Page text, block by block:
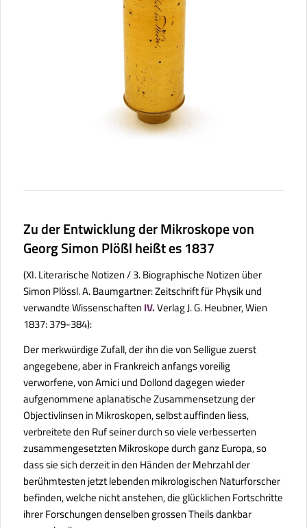
Zu der Entwicklung der Mikroskope von
Georg Simon Plößl heißt es 1837
(XI. Literarische Notizen / 3. Biographische Notizen über
Simon Plössl.A. Baumgartner:Zeitschrift für Physik und
verwandte Wissenschaften IV.Verlag J. G. Heubner, Wien
1837: 379-384):
Der merkwürdige Zufall, der ihn die von Selligue zuerst
angegebene, aber in Frankreich anfangs voreilig
verworfene, von Amici und Dollond dagegen wieder
aufgenommene aplanatische Zusammensetzung der
Objectivlinsen in Mikroskopen, selbst auffinden liess,
verbreitete den Ruf seiner durch so viele verbesserten
zusammengesetzten Mikroskope durch ganz Europa, so
dass sie sich derzeit in den Händen der Mehrzahl der
berühmtesten jetzt lebenden mikrologischen Naturforscher
befinden, welche nicht anstehen, die glücklichen Fortschritte
ihrer Forschungen denselben grossen Theils dankbar